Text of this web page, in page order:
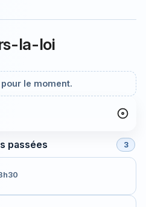
la-loi
le moment.
passées 3